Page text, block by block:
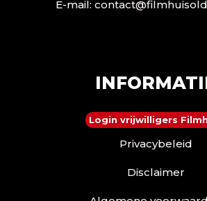
E-mail:
Login vrijwilligers
Privacybeleid
Disclaimer